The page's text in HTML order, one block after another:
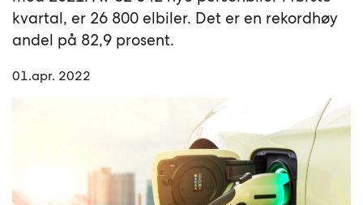
kvartal, er 26 800 elbiler. Det er en rekordhøy
andel på 82,9 prosent.
01.apr. 2022